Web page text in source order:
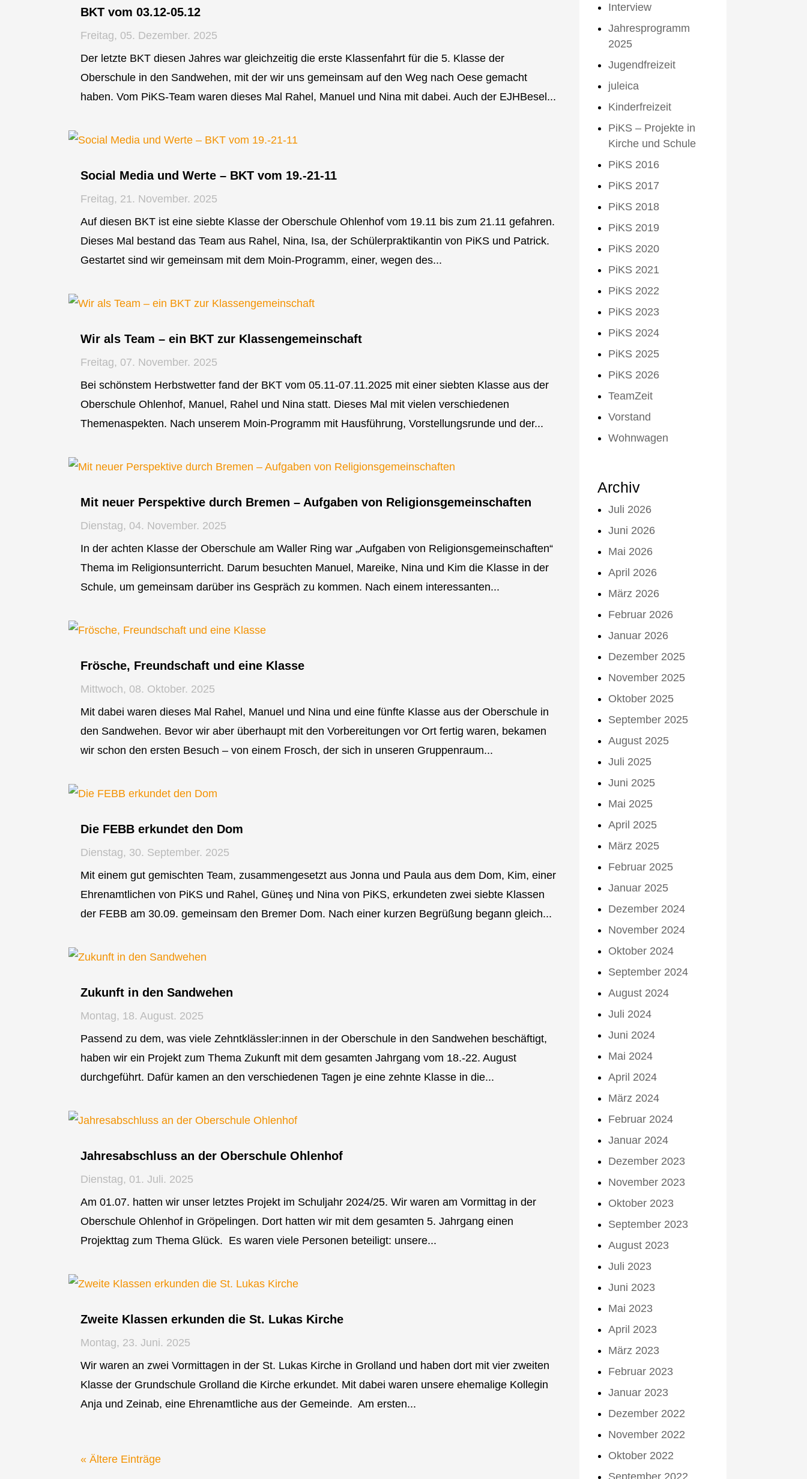
BKT vom 03.12-05.12
Freitag, 05. Dezember. 2025
Der letzte BKT diesen Jahres war gleichzeitig die erste Klassenfahrt für die 5. Klasse der
Oberschule in den Sandwehen, mit der wir uns gemeinsam auf den Weg nach Oese gemacht
haben. Vom PiKS-Team waren dieses Mal Rahel, Manuel und Nina mit dabei. Auch der EJHBesel...
Social Media und Werte – BKT vom 19.-21-11
Freitag, 21. November. 2025
Auf diesen BKT ist eine siebte Klasse der Oberschule Ohlenhof vom 19.11 bis zum 21.11 gefahren.
Dieses Mal bestand das Team aus Rahel, Nina, Isa, der Schülerpraktikantin von PiKS und Patrick.
Gestartet sind wir gemeinsam mit dem Moin-Programm, einer, wegen des...
Wir als Team – ein BKT zur Klassengemeinschaft
Freitag, 07. November. 2025
Bei schönstem Herbstwetter fand der BKT vom 05.11-07.11.2025 mit einer siebten Klasse aus der
Oberschule Ohlenhof, Manuel, Rahel und Nina statt. Dieses Mal mit vielen verschiedenen
Themenaspekten. Nach unserem Moin-Programm mit Hausführung, Vorstellungsrunde und der...
Mit neuer Perspektive durch Bremen – Aufgaben von Religionsgemeinschaften
Dienstag, 04. November. 2025
In der achten Klasse der Oberschule am Waller Ring war „Aufgaben von Religionsgemeinschaften“
Thema im Religionsunterricht. Darum besuchten Manuel, Mareike, Nina und Kim die Klasse in der
Schule, um gemeinsam darüber ins Gespräch zu kommen. Nach einem interessanten...
Frösche, Freundschaft und eine Klasse
Mittwoch, 08. Oktober. 2025
Mit dabei waren dieses Mal Rahel, Manuel und Nina und eine fünfte Klasse aus der Oberschule in
den Sandwehen. Bevor wir aber überhaupt mit den Vorbereitungen vor Ort fertig waren, bekamen
wir schon den ersten Besuch – von einem Frosch, der sich in unseren Gruppenraum...
Die FEBB erkundet den Dom
Dienstag, 30. September. 2025
Mit einem gut gemischten Team, zusammengesetzt aus Jonna und Paula aus dem Dom, Kim, einer
Ehrenamtlichen von PiKS und Rahel, Güneş und Nina von PiKS, erkundeten zwei siebte Klassen
der FEBB am 30.09. gemeinsam den Bremer Dom. Nach einer kurzen Begrüßung begann gleich...
Zukunft in den Sandwehen
Montag, 18. August. 2025
Passend zu dem, was viele Zehntklässler:innen in der Oberschule in den Sandwehen beschäftigt,
haben wir ein Projekt zum Thema Zukunft mit dem gesamten Jahrgang vom 18.-22. August
durchgeführt. Dafür kamen an den verschiedenen Tagen je eine zehnte Klasse in die...
Jahresabschluss an der Oberschule Ohlenhof
Dienstag, 01. Juli. 2025
Am 01.07. hatten wir unser letztes Projekt im Schuljahr 2024/25. Wir waren am Vormittag in der
Oberschule Ohlenhof in Gröpelingen. Dort hatten wir mit dem gesamten 5. Jahrgang einen
Projekttag zum Thema Glück. Es waren viele Personen beteiligt: unsere...
Zweite Klassen erkunden die St. Lukas Kirche
Montag, 23. Juni. 2025
Wir waren an zwei Vormittagen in der St. Lukas Kirche in Grolland und haben dort mit vier zweiten
Klasse der Grundschule Grolland die Kirche erkundet. Mit dabei waren unsere ehemalige Kollegin
Anja und Zeinab, eine Ehrenamtliche aus der Gemeinde. Am ersten...
« Ältere Einträge
Interview
Jahresprogramm
2025
Jugendfreizeit
juleica
Kinderfreizeit
PiKS – Projekte in
Kirche und Schule
PiKS 2016
PiKS 2017
PiKS 2018
PiKS 2019
PiKS 2020
PiKS 2021
PiKS 2022
PiKS 2023
PiKS 2024
PiKS 2025
PiKS 2026
TeamZeit
Vorstand
Wohnwagen
Archiv
Juli 2026
Juni 2026
Mai 2026
April 2026
März 2026
Februar 2026
Januar 2026
Dezember 2025
November 2025
Oktober 2025
September 2025
August 2025
Juli 2025
Juni 2025
Mai 2025
April 2025
März 2025
Februar 2025
Januar 2025
Dezember 2024
November 2024
Oktober 2024
September 2024
August 2024
Juli 2024
Juni 2024
Mai 2024
April 2024
März 2024
Februar 2024
Januar 2024
Dezember 2023
November 2023
Oktober 2023
September 2023
August 2023
Juli 2023
Juni 2023
Mai 2023
April 2023
März 2023
Februar 2023
Januar 2023
Dezember 2022
November 2022
Oktober 2022